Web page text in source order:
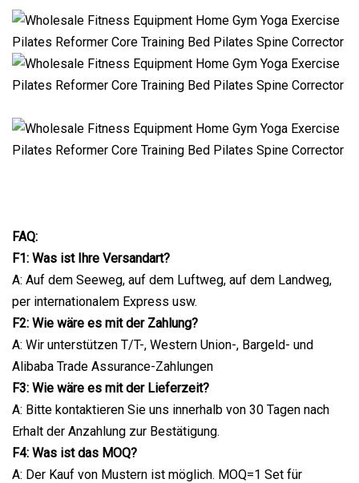
FAQ:
F1: Was ist Ihre Versandart?
A: Auf dem Seeweg, auf dem Luftweg, auf dem Landweg,
per internationalem Express usw.
F2: Wie wäre es mit der Zahlung?
A: Wir unterstützen T/T-, Western Union-, Bargeld- und
Alibaba Trade Assurance-Zahlungen
F3: Wie wäre es mit der Lieferzeit?
A: Bitte kontaktieren Sie uns innerhalb von 30 Tagen nach
Erhalt der Anzahlung zur Bestätigung.
F4: Was ist das MOQ?
A: Der Kauf von Mustern ist möglich. MOQ=1 Set für